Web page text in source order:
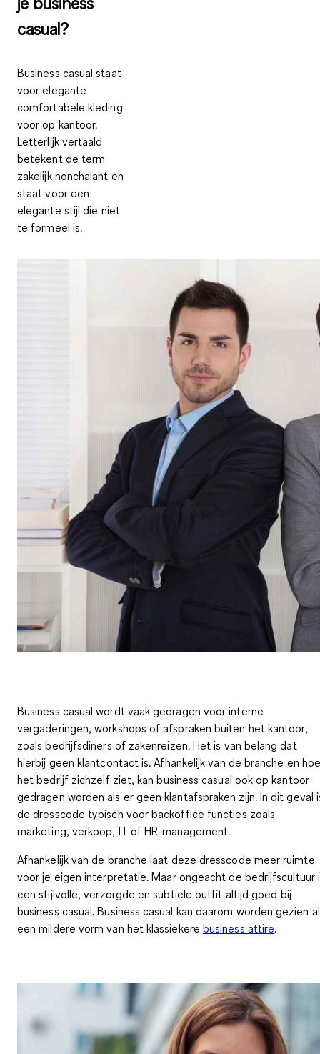
casual?
Business casual staat
voor elegante
comfortabele kleding
voor op kantoor.
Letterlijk vertaald
betekent de term
zakelijk nonchalant en
staat voor een
elegante stijl die niet
te formeel is.
Business casual wordt vaak gedragen voorinterne
vergaderingen, workshops of afspraken buiten het kantoor,
zoals bedrijfsdiners of zakenreizen. Het is van belang dat
hierbij geen klantcontact is. Afhankelijk van de branche en
het bedrijf zichzelf ziet, kan business casual ookop kantoor
gedragen worden als er geen klantafspraken zijn. In dit geval
de dresscode typisch voor backoffice functies zoals
marketing, verkoop, IT of HR-management.
Afhankelijk van de branche laat deze dresscode meer ruimte
voor je eigen interpretatie. Maar ongeacht de bedrijfscultuur
eenstijlvolle, verzorgde en subtiele outfit altijd goed bij
business casual. Business casual kan daarom worden gezien
een mildere vorm van het klassiekere business attire.